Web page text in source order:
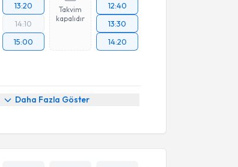
13:20
14:10
15:00
Takvim
kapalıdır
12:40
13:30
14:20
Daha Fazla Göster